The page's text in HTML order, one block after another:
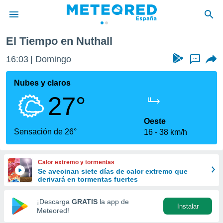
de
por
que se
calidad.
a este
las
y
forma
digital
basada
El Tiempo en Nuthall
16:03 Domingo ...
Nubes y claros
27°
Sensación de 26°
Oeste
16
38 km/h
Calor extremo y tormentas
Se avecinan siete días de calor extremo que
derivará en tormentas fuertes
¡Descarga GRATIS la app de
Meteored!
Instalar